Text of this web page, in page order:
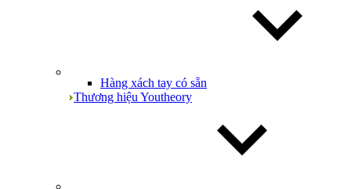
Hàng xách tay có sẵn
Thương hiệu Youtheory